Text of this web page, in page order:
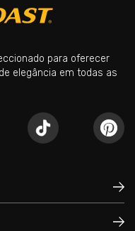
para oferecer
elegância em todas as